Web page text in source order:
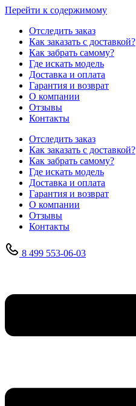
Перейти к содержимому
Отследить заказ
Как заказать с доставкой?
Как забрать самому?
Где искать модель
Доставка и оплата
Гарантия и возврат
О компании
Отзывы
Контакты
Отследить заказ
Как заказать с доставкой?
Как забрать самому?
Где искать модель
Доставка и оплата
Гарантия и возврат
О компании
Отзывы
Контакты
8 499 553-06-03